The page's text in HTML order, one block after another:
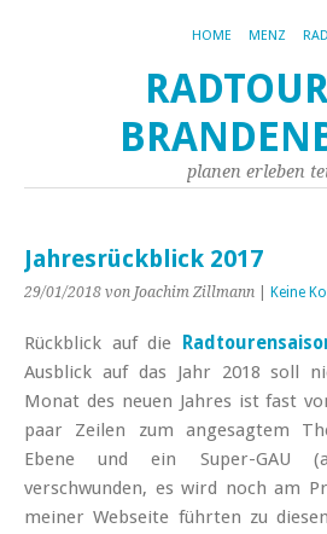
HOME MENZ
planen erleben
Jahresrückblick 2017
29/01/2018 von Joachim Zillmann Keine
Rückblick auf die
Ausblick auf das Jahr 2018 soll
Monat des neuen Jahres ist fast
paar Zeilen zum angesagtem
Ebene und ein Super-GAU
verschwunden, es wird noch am
meiner Webseite führten zu